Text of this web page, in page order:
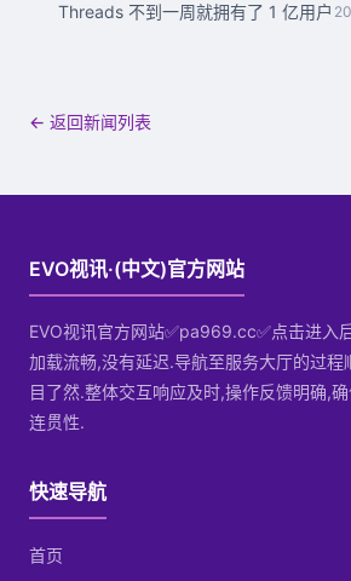
Threads 不到一周就拥有了 1 亿用户
← 返回新闻列表
EVO视讯·(中文)官方网站
EVO视讯官方网站✅pa969.cc✅点击进入
加载流畅,没有延迟.导航至服务大厅的过程
目了然.整体交互响应及时,操作反馈明确,
连贯性.
快速导航
首页